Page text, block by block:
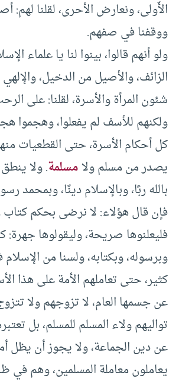
الأَولى، ونعارض الأحرى، لقلنا لهم:
ووقفنا في صفهم.
ولو أنهم قالوا، بينوا لنا يا علماء
الزائف، والأصيل من الدخيل،
شئون المرأة والأسرة، لقلنا: على
ولكنهم للأسف لم يفعلوا، وهجموا
كل أحكام الأسرة، حتى القطعيات
يصدر من مسلم ولامسلمة. ولا
بالله ربًا، وبالإسلام دينًا، وبمحمد
فإن قال هؤلاء: لا نرضى بحكم كتاب
فليعلنوها صريحة، وليقولوها جهرة:
وبرسوله، وبكتابه، ولسنا من
كثير، حتى تعاملهم الأمة على هذا
عن جسمها العام، لا تزوجهم ولا
تواليهم ولاء المسلم للمسلم، بل
عن دين الجماعة، ولا يجوز أن يظل
يعاملون معاملة المسلمين، وهم في